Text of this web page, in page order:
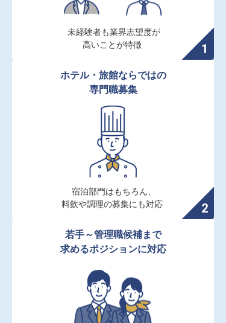
未経験者も業界志望度が
高いことが特徴
ホテル・旅館ならではの
専門職募集
宿泊部門はもちろん、
料飲や調理の募集にも対応
若手～管理職候補まで
求めるポジションに対応